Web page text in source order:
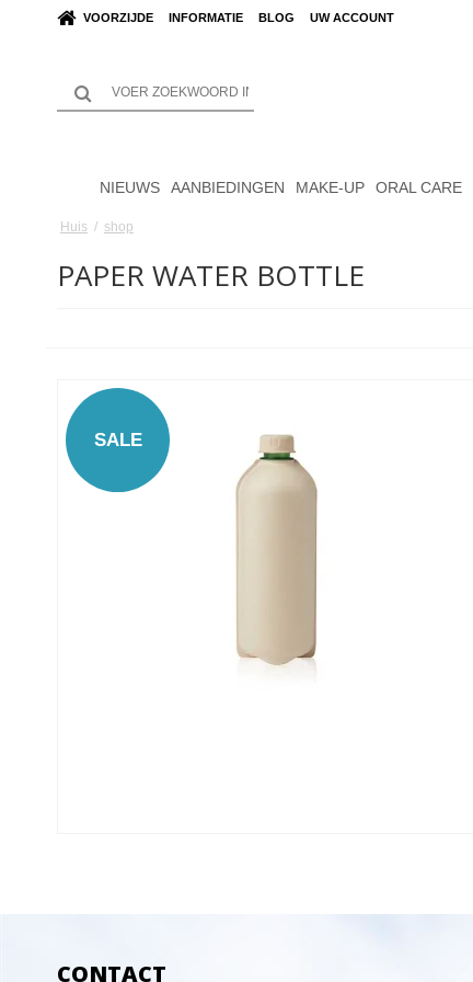
VOORZIJDE INFORMATIE BLOG UW ACCOUNT
NIEUWS AANBIEDINGEN MAKE-UP ORAL CARE
Huis / shop
PAPER WATER BOTTLE
SALE
CONTACT